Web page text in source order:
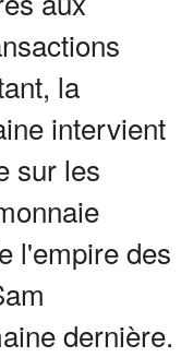
la
intervient
sur les
l'empire des
dernière.